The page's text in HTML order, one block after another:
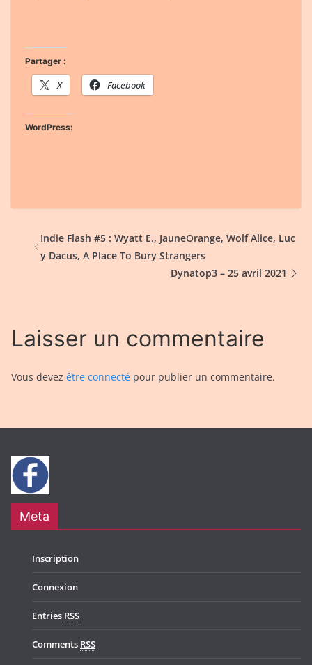
Partager :
X Facebook
WordPress:
Indie Flash #5 : Wyatt E., JauneOrange, Wolf Alice, Luc
y Dacus, A Place To Bury Strangers
Dynatop3 – 25 avril 2021
Laisser un commentaire
Vous devez être connecté pour publier un commentaire.
Meta
Inscription
Connexion
Entries RSS
Comments RSS